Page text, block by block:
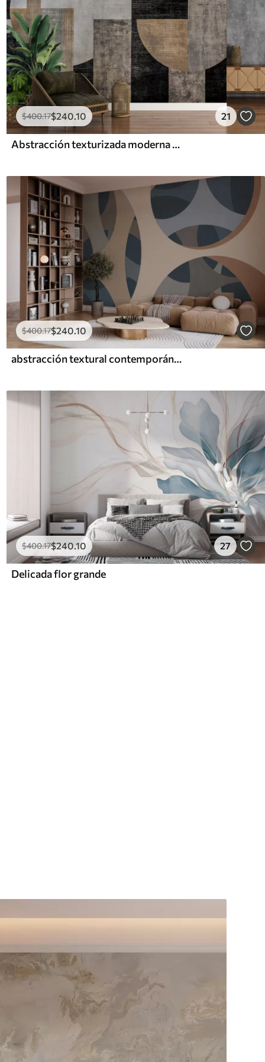
$400.17$240 .10 21
Abstracción texturizada moderna en colores negro y naranja
$400.17$240.10
abstracción textural contemporánea en tonos azules y beige
$400.17$240 .10 27
Delicada flor grande